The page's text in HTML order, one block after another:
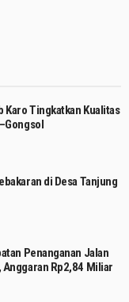
Karo Tingkatkan Kualitas
di Desa Tanjung
Penanganan Jalan
Rp2,84 Miliar